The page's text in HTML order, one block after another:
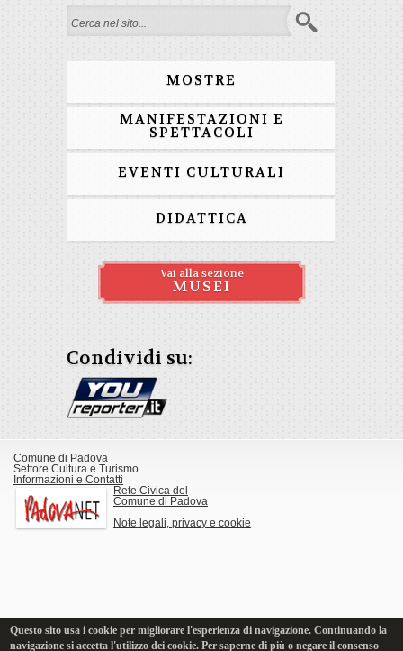
Form di ricerca
MOSTRE
MANIFESTAZIONI E
SPETTACOLI
EVENTI CULTURALI
DIDATTICA
Vai alla sezione
MUSEI
Condividi su:
Comune di Padova
Settore Cultura e Turismo
Informazioni e Contatti
Rete Civica del
Comune di Padova
Note legali, privacy e cookie
Questo sito usa i cookie per migliorare l'esperienza di navigazione. Continuando la
navigazione si accetta l'utilizzo dei cookie. Per saperne di più o negare il consenso